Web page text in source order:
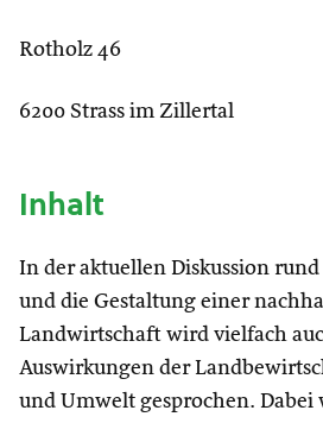
Rotholz 46
6200 Strass im Zillertal
Inhalt
In der aktuellen Diskussion
und die Gestaltung einer
Landwirtschaft wird vielfach
Auswirkungen der
und Umwelt gesprochen. Dabei